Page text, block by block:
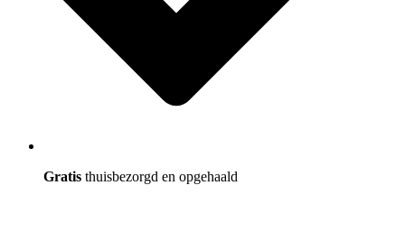
Gratis thuisbezorgd en opgehaald